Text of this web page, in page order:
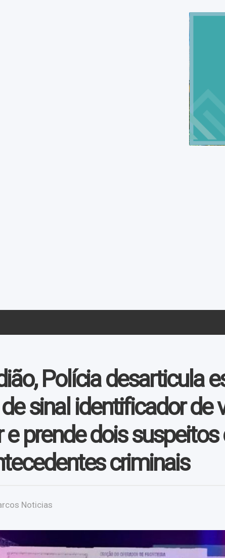
Polícia desarticula
sinal identificador de
prende dois
criminais
Noticias